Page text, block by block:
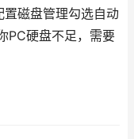
磁盘管理勾选自动
PC硬盘不足，需要